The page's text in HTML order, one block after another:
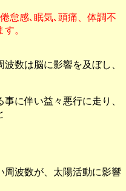
怠感､眠気､頭痛、体調不
。
数は脳に影響を及ぼし、
に伴い益々悪行に走り、
周波数が、太陽活動に影響